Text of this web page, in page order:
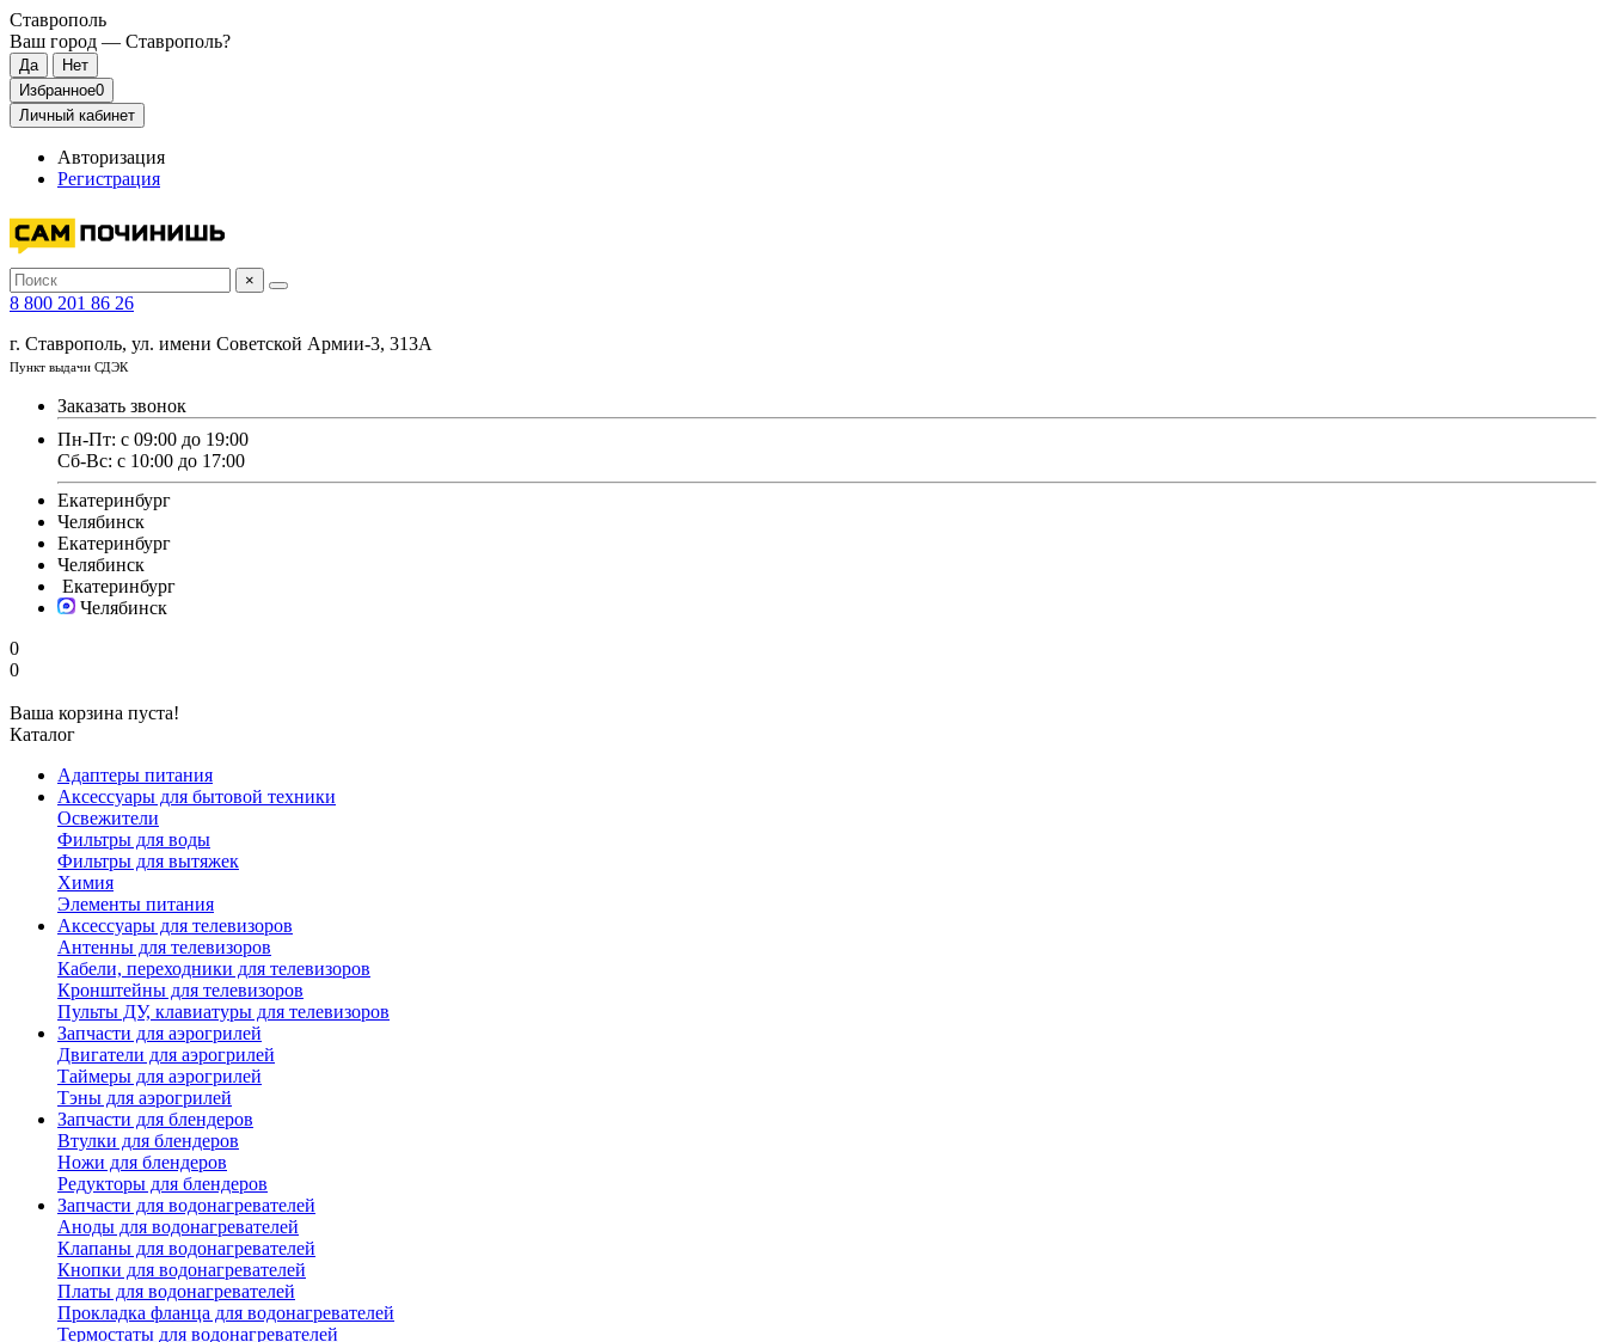
Ставрополь
Ваш город — Ставрополь?
Избранное0
Личный кабинет
Авторизация
Регистрация
×
8 800 201 86 26
г. Ставрополь, ул. имени Советской Армии-3, 313А
Пункт выдачи СДЭК
Заказать звонок
Пн-Пт: с 09:00 до 19:00
Сб-Вс: с 10:00 до 17:00
Екатеринбург
Челябинск
Екатеринбург
Челябинск
Екатеринбург
Челябинск
0
0
Ваша корзина пуста!
Каталог
Адаптеры питания
Аксессуары для бытовой техники
Освежители
Фильтры для воды
Фильтры для вытяжек
Химия
Элементы питания
Аксессуары для телевизоров
Антенны для телевизоров
Кабели, переходники для телевизоров
Кронштейны для телевизоров
Пульты ДУ, клавиатуры для телевизоров
Запчасти для аэрогрилей
Двигатели для аэрогрилей
Таймеры для аэрогрилей
Тэны для аэрогрилей
Запчасти для блендеров
Втулки для блендеров
Ножи для блендеров
Редукторы для блендеров
Запчасти для водонагревателей
Аноды для водонагревателей
Клапаны для водонагревателей
Кнопки для водонагревателей
Платы для водонагревателей
Прокладка фланца для водонагревателей
Термостаты для водонагревателей